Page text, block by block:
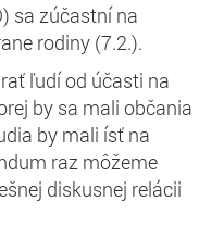
sa zúčastní na
rodiny (7.2.).
ľudí od účasti na
by sa mali občania
by mali ísť na
raz môžeme
diskusnej relácii